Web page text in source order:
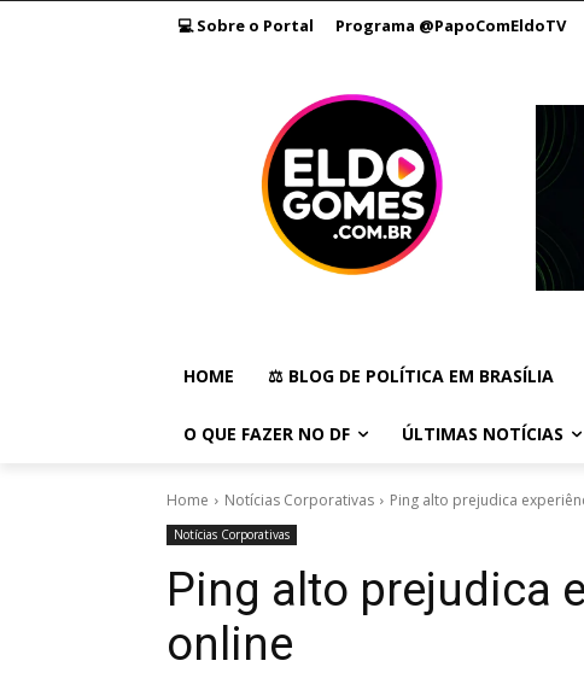
💻 Sobre o Portal Programa @PapoComEldoTV
HOME ⚖️ BLOG DE POLÍTICA EM BRASÍLIA
O QUE FAZER NO DF ÚLTIMAS NOTÍCIAS
Home Notícias Corporativas Ping alto prejudica
Notícias Corporativas
Ping alto prejudica
online